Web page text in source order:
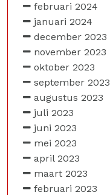
februari 2024
januari 2024
december 2023
november 2023
oktober 2023
september 2023
augustus 2023
juli 2023
juni 2023
mei 2023
april 2023
maart 2023
februari 2023